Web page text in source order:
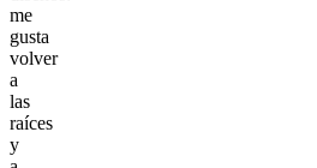
me
gusta
volver
a
las
raíces
y